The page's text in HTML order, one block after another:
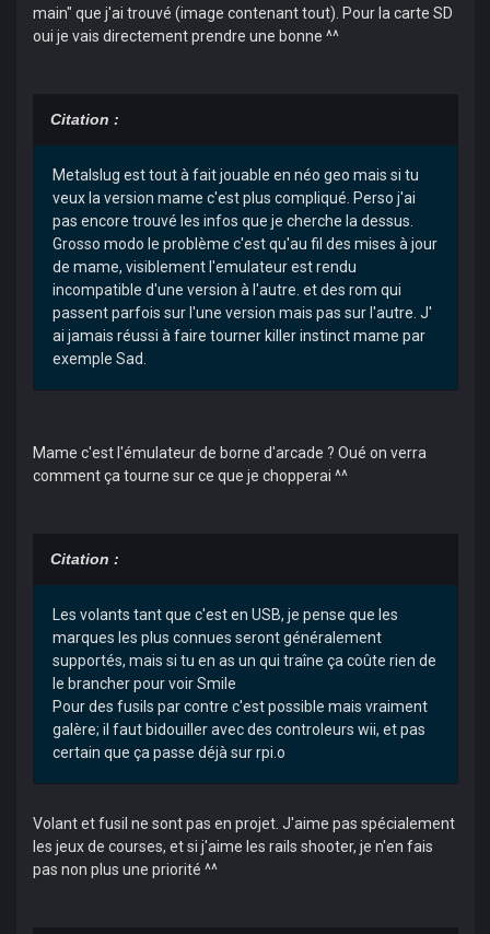
main" que j'ai trouvé (image contenant tout). Pour la carte SD
oui je vais directement prendre une bonne ^^
Citation :
Metalslug est tout à fait jouable en néo geo mais si tu
veux la version mame c'est plus compliqué. Perso j'ai
pas encore trouvé les infos que je cherche la dessus.
Grosso modo le problème c'est qu'au fil des mises à jour
de mame, visiblement l'emulateur est rendu
incompatible d'une version à l'autre. et des rom qui
passent parfois sur l'une version mais pas sur l'autre. J'
ai jamais réussi à faire tourner killer instinct mame par
exemple Sad.
Mame c'est l'émulateur de borne d'arcade ? Oué on verra
comment ça tourne sur ce que je chopperai ^^
Citation :
Les volants tant que c'est en USB, je pense que les
marques les plus connues seront généralement
supportés, mais si tu en as un qui traîne ça coûte rien de
le brancher pour voir Smile
Pour des fusils par contre c'est possible mais vraiment
galère; il faut bidouiller avec des controleurs wii, et pas
certain que ça passe déjà sur rpi.o
Volant et fusil ne sont pas en projet. J'aime pas spécialement
les jeux de courses, et si j'aime les rails shooter, je n'en fais
pas non plus une priorité ^^